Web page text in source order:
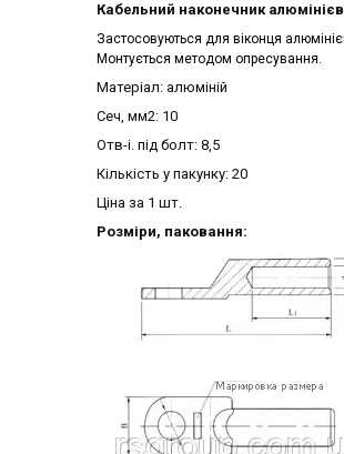
Кабельний наконечник
Застосовуються для віконця
Монтується методом опресування.
Матеріал: алюміній
Сеч, мм2: 10
Отв-і. під болт: 8,5
Кількість у пакунку: 20
Ціна за 1 шт.
Розміри, паковання: